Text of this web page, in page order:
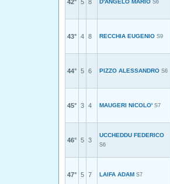
42° 5 8 D'ANGELO MARIO S6
43° 4 8 RECCHIA EUGENIO S9
44° 5 6 PIZZO ALESSANDRO S6
45° 3 4 MAUGERI NICOLO' S7
46° 5 3
UCCHEDDU FEDERICO
S6
47° 5 7 LAIFA ADAM S7